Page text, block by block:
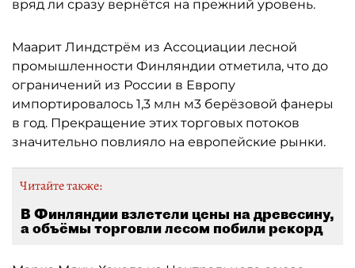
вряд ли сразу вернётся на прежний уровень.
Маарит Линдстрём из Ассоциации лесной
промышленности Финляндии отметила, что до
ограничений из России в Европу
импортировалось 1,3 млн м3 берёзовой фанеры
в год. Прекращение этих торговых потоков
значительно повлияло на европейские рынки.
Читайте также:
В Финляндии взлетели цены на древесину,
а объёмы торговли лесом побили рекорд